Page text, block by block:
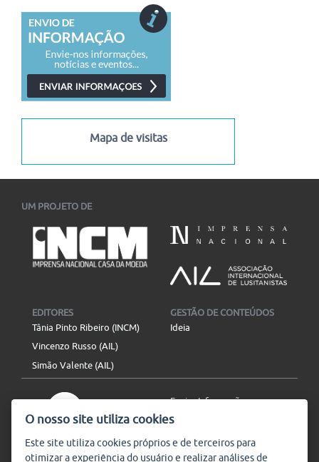
XI Encontro Latino-Americano de História Oral
XI Encontro Latino-Americano de História Oral História Oral,
para quê? 20 anos do primeiro encontro...
03/08/2026
- 07/08/2026
I Congresso Internacional Saramago Vive! em Belo Horizonte
I Congresso Internacional Saramago Vive! reúne estudiosos
das literaturas de língua portuguesa em Belo Horizonte...
Mapa de visitas
UM PROJETO DE
EDITORES
Tânia Pinto Ribeiro (INCM)
Vincenzo Russo (AIL)
Simão Valente (AIL)
GESTÃO DE CONTEÚDOS
Ideia
Enviar Informação
Aviso Legal
Mapa do site
O nosso site utiliza cookies
Este site utilizacookies próprios e de terceiros para
otimizar a experiência do usuário e realizar análises de